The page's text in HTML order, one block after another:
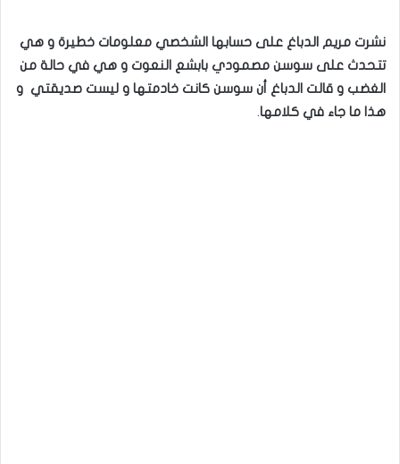
نشرت مريم الدباغ على حسابها الشخصي معلومات خطيرة و هي
تتحدث على سوسن مصمودي بابشع النعوت و هي في حالة من
الغضب و قالت الدباغ أن سوسن كانت خادمتها و ليست صديقتي و
هذا ما جاء في كلامها.